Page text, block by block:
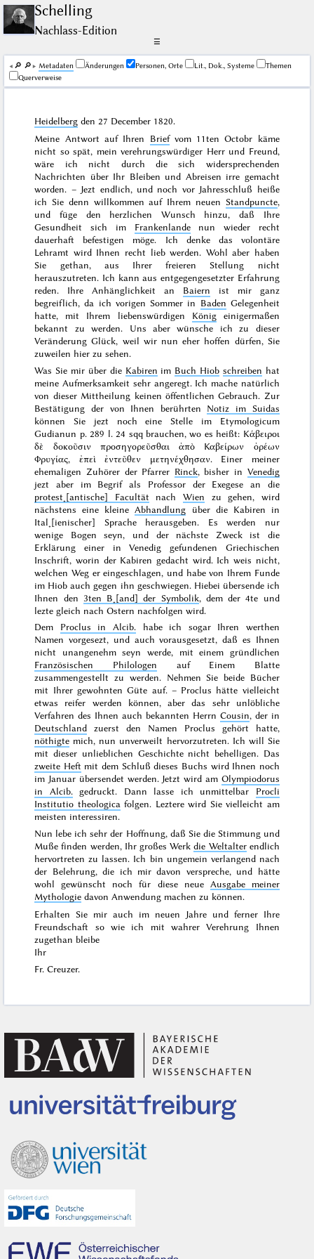
Schelling
Nachlass-Edition
☰
🔎︎ 🔎︎ Me­ta­da­ten Änderungen Personen, Orte Lit., Dok., Systeme
Themen
Querverweise
Heidelberg den27 December 1820.
Meine Antwort auf Ihren Briefvom 11ten Octobr käme
nicht so spät, mein verehrungswürdiger Herr und Freund,
wäre ich nicht durch die sich widersprechenden
Nachrichten über Ihr Bleiben und Abreisen irre gemacht
worden. – Jezt endlich, und noch vor Jahresschluß heiße
ich Sie denn willkommen auf Ihrem neuen Standpuncte,
und füge den herzlichen Wunsch hinzu, daß Ihre
Gesundheit sich im Frankenlandenun wieder recht
dauerhaft befestigen möge. Ich denke das volontäre
Lehramt wird Ihnen recht lieb werden. Wohl aber haben
Sie gethan, aus Ihrer freieren Stellung nicht
herauszutreten. Ich kann aus entgegengesetzter Erfahrung
reden. Ihre Anhänglichkeit an Baiern ist mir ganz
begreiflich, da ich vorigen Sommer in Baden Gelegenheit
hatte, mit Ihrem liebenswürdigen Königeinigermaßen
bekannt zu werden. Uns aber wünsche ich zu dieser
Veränderung Glück, weil wir nun eher hoffen dürfen, Sie
zuweilen hier zu sehen.
Was Sie mir über die Kabiren im Buch Hiob schreiben hat
meine Aufmerksamkeit sehr angeregt. Ich mache natürlich
von dieser Mittheilung keinen öffentlichen Gebrauch. Zur
Bestätigung der von Ihnen berührten Notiz im Suidas
können Sie jezt noch eine Stelle im Etymologicum
Gudianun p. 289 l. 24 sqq brauchen, wo es heißt: Κάβειροι
δὲ δοκοῦσιν προσηγορεῦσθαι ἀπὸ Καβείρων ὀρέων
Φρυγίας, ἐπεὶ ἐντεῦθεν μετηνέχθησαν. Einer meiner
ehemaligen Zuhörer der Pfarrer Rinck, bisher in Venedig
jezt aber im Begrif als Professor der Exegese an die
protest˖[antische] Facultät nach Wien zu gehen, wird
nächstens eine kleineAbhandlung über die Kabiren in
Ital˖[ienischer] Sprache herausgeben. Es werden nur
wenige Bogen seyn, und der nächste Zweck ist die
Erklärung einer in Venedig gefundenen Griechischen
Inschrift, worin der Kabiren gedacht wird. Ich weis nicht,
welchen Weg er eingeschlagen, und habe von Ihrem Funde
im Hiob auch gegen ihn geschwiegen. Hiebei übersende ich
Ihnen den 3ten B˖[and] der Symbolik, dem der 4te und
lezte gleich nachOstern nachfolgen wird.
Dem Proclus in Alcib.habe ich sogar Ihren werthen
Namen vorgesezt, und auch vorausgesetzt, daß es Ihnen
nicht unangenehm seyn werde, mit einem gründlichen
Französischen Philologen auf Einem Blatte
zusammengestelltzu werden. Nehmen Sie beide Bücher
mit Ihrer gewohnten Güte auf. – Proclus hätte vielleicht
etwas reifer werden können, aber das sehr unlöbliche
Verfahren des Ihnen auch bekannten Herrn Cousin, der in
Deutschland zuerst den Namen Proclus gehört hatte,
nöthigte mich, nun unverweilt hervorzutreten. Ich will Sie
mit dieser unlieblichen Geschichte nicht behelligen. Das
zweite Heft mit dem Schluß dieses Buchs wird Ihnen noch
im Januar übersendet werden. Jetzt wird am Olympiodorus
in Alcib.gedruckt. Dann lasse ich unmittelbar Procli
Institutio theologicafolgen. Leztere wird Sie vielleicht am
meisten interessiren.
Nun lebe ich sehr der Hoffnung, daß Sie die Stimmung und
Muße finden werden, Ihr großes Werkdie Weltalterendlich
hervortreten zu lassen. Ich bin ungemein verlangend nach
der Belehrung, die ich mir davon verspreche, und hätte
wohl gewünscht noch für diese neue Ausgabe meiner
Mythologie davon Anwendung machen zu können.
Erhalten Sie mir auch im neuen Jahreund ferner Ihre
Freundschaft so wie ich mit wahrer Verehrung Ihnen
zugethan bleibe
Ihr
Fr. Creuzer.